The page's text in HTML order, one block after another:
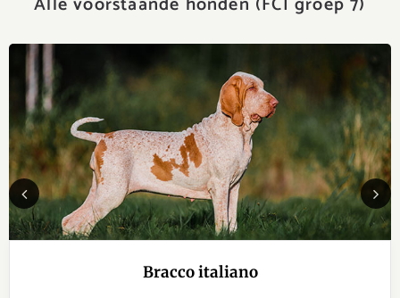
Previous
Bracco italiano
Next